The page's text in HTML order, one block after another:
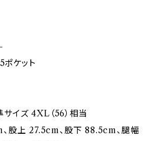
ケット
イズ 4XL（56）相当
、股上 27.5cm、股下 88.5cm、腿幅